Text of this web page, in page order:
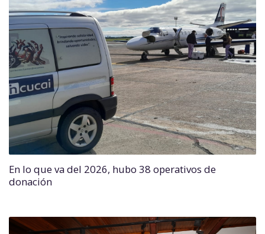
En lo que va del 2026, hubo 38 operativos de
donación